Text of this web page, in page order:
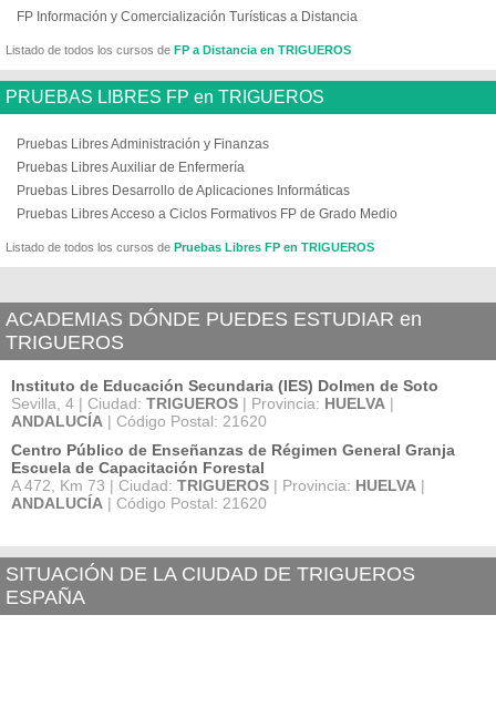
FP Información y Comercialización Turísticas a Distancia
Listado de todos los cursos de FP a Distancia en TRIGUEROS
PRUEBAS LIBRES FP en TRIGUEROS
Pruebas Libres Administración y Finanzas
Pruebas Libres Auxiliar de Enfermería
Pruebas Libres Desarrollo de Aplicaciones Informáticas
Pruebas Libres Acceso a Ciclos Formativos FP de Grado Medio
Listado de todos los cursos de Pruebas Libres FP en TRIGUEROS
ACADEMIAS DÓNDE PUEDES ESTUDIAR en
TRIGUEROS
Instituto de Educación Secundaria (IES) Dolmen de Soto
Sevilla, 4 | Ciudad: TRIGUEROS | Provincia: HUELVA |
ANDALUCÍA | Código Postal: 21620
Centro Público de Enseñanzas de Régimen General Granja
Escuela de Capacitación Forestal
A 472, Km 73 | Ciudad: TRIGUEROS | Provincia: HUELVA |
ANDALUCÍA | Código Postal: 21620
SITUACIÓN DE LA CIUDAD DE TRIGUEROS
ESPAÑA